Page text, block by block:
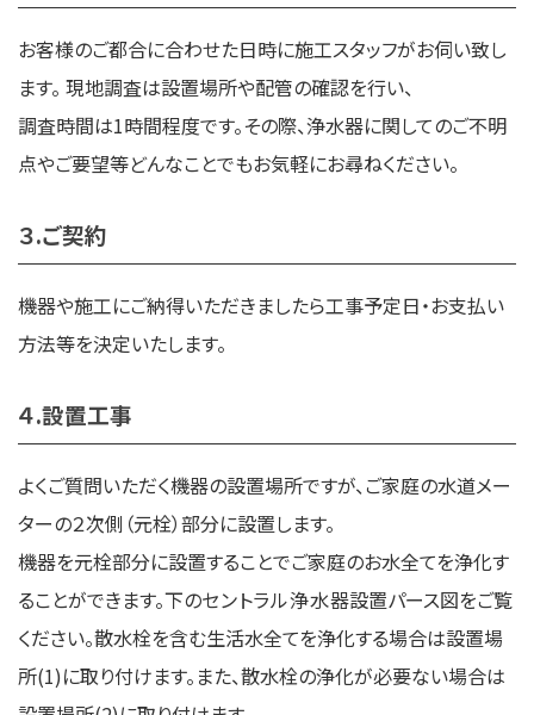
お客様のご都合に合わせた日時に施工スタッフがお伺い致し
ます。 現地調査は設置場所や配管の確認を行い、
調査時間は1時間程度です。その際、浄水器に関してのご不明
点やご要望等どんなことでもお気軽にお尋ねください。
３.ご契約
機器や施工にご納得いただきましたら工事予定日・お支払い
方法等を決定いたします。
４.設置工事
よくご質問いただく機器の設置場所ですが、ご家庭の水道メー
ターの２次側（元栓）部分に設置します。
機器を元栓部分に設置することでご家庭のお水全てを浄化す
ることができます。下のセントラル浄水器設置パース図をご覧
ください。散水栓を含む生活水全てを浄化する場合は設置場
所(1)に取り付けます。また、散水栓の浄化が必要ない場合は